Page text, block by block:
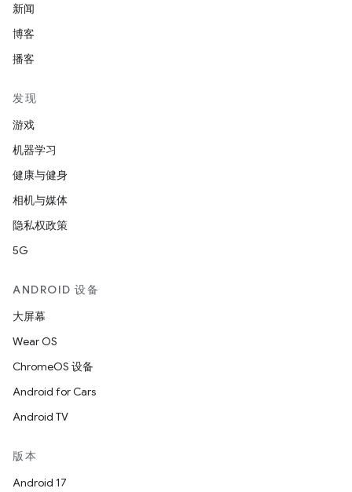
新闻
博客
播客
发现
游戏
机器学习
健康与健身
相机与媒体
隐私权政策
5G
ANDROID 设备
大屏幕
Wear OS
ChromeOS 设备
Android for Cars
Android TV
版本
Android 17